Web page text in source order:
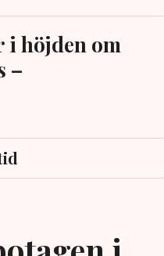
i höjden om
–